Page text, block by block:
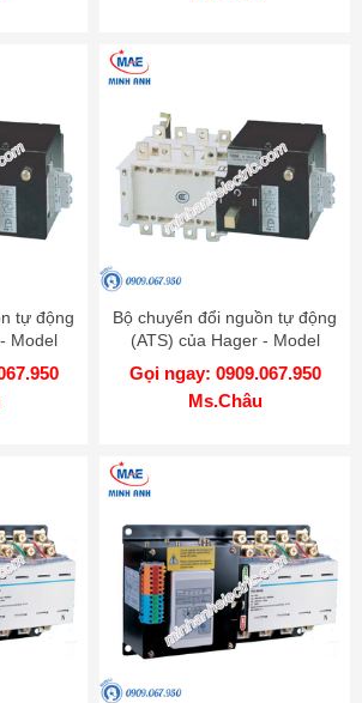
tự động
Model
Bộ chuyển đổi nguồn tự động
(ATS) của Hager - Model
HIB416P
Gọi ngay: 0909.067.950
Ms.Châu